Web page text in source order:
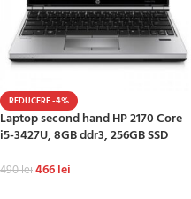
REDUCERE -4%
Laptop second hand HP 2170 Core
i5-3427U, 8GB ddr3, 256GB SSD
490lei466lei